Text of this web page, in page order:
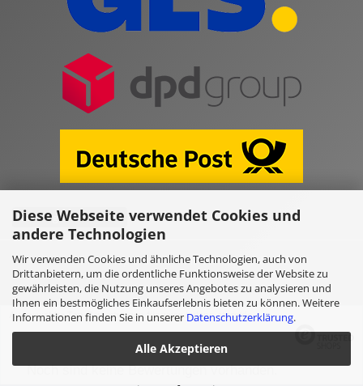
Diese Webseite verwendet Cookies und
andere Technologien
Wir verwenden Cookies und ähnliche Technologien, auch von
Drittanbietern, um die ordentliche Funktionsweise der Website zu
gewährleisten, die Nutzung unseres Angebotes zu analysieren und
Ihnen ein bestmögliches Einkaufserlebnis bieten zu können. Weitere
Informationen finden Sie in unserer Datenschutzerklärung.
Alle Akzeptieren
Vertrag widerrufen
Online Shop erstellenmit Gambio.de © 2026
Ausgewählte Top-Bewertungen für www.kulano.store/de
Noch sind keine Bewertungen vorhanden.